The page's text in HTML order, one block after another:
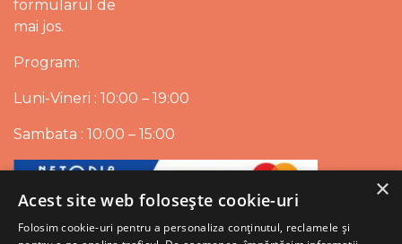
formularul de
mai jos.
Program:
Luni-Vineri : 10:00 – 19:00
Sambata : 10:00 – 15:00
×
Acest site web folosește cookie-uri
Folosim cookie-uri pentru a personaliza conținutul, reclamele și